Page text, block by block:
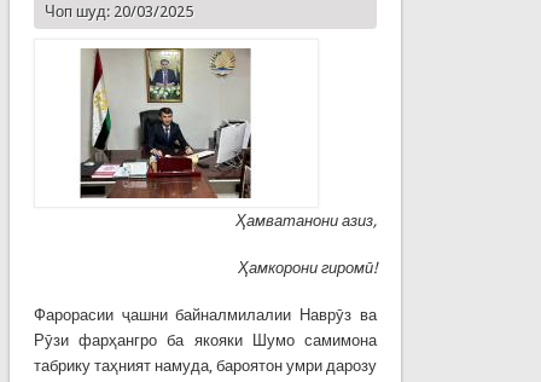
Чоп шуд: 20/03/2025
Ҳамватанони азиз,
Ҳамкорони гиромӣ!
Фарорасии ҷашни байналмилалии Наврӯз ва
Рӯзи фарҳангро ба якояки Шумо самимона
табрику таҳният намуда, бароятон умри дарозу